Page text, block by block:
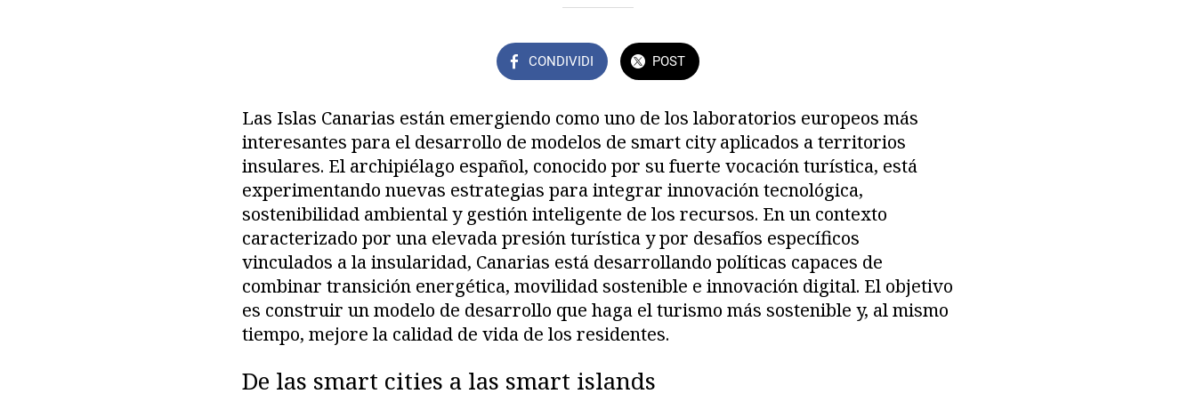
CONDIVIDI POST
Las Islas Canarias están emergiendo como uno de los laboratorios europeos más
interesantes para el desarrollo de modelos de smart city aplicados a territorios
insulares. El archipiélago español, conocido por su fuerte vocación turística, está
experimentando nuevas estrategias para integrar innovación tecnológica,
sostenibilidad ambiental y gestión inteligente de los recursos. En un contexto
caracterizado por una elevada presión turística y por desafíos específicos
vinculados a la insularidad, Canarias está desarrollando políticas capaces de
combinar transición energética, movilidad sostenible e innovación digital. El objetivo
es construir un modelo de desarrollo que haga el turismo más sostenible y, al mismo
tiempo, mejore la calidad de vida de los residentes.
De las smart cities a las smart islands